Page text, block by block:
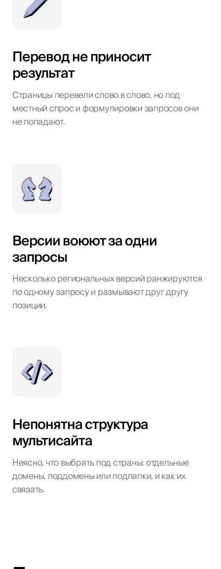
Перевод не приносит
результат
Страницы перевели слово в слово, но под
местный спрос и формулировки запросов они
не попадают.
Версии воюют за одни
запросы
Несколько региональных версий ранжируются
по одному запросу и размывают друг другу
позиции.
Непонятна структура
мультисайта
Неясно, что выбрать под страны: отдельные
домены, поддомены или подпапки, и как их
связать.